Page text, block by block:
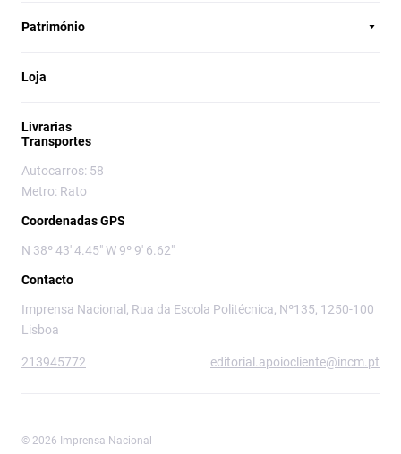
Património
Loja
Livrarias
Transportes
Autocarros: 58
Metro: Rato
Coordenadas GPS
N 38º 43' 4.45" W 9º 9' 6.62"
Contacto
Imprensa Nacional, Rua da Escola Politécnica, Nº135, 1250-100
Lisboa
213945772 editorial.apoiocliente@incm.pt
© 2026 Imprensa Nacional